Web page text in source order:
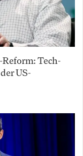
Tech-
US-